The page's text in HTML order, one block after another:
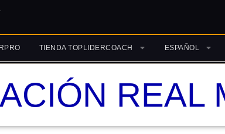
TIENDA TOPLIDERCOACH ESPAÑOL
REAL